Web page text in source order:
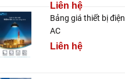
Liên hệ
Bảng giá thiết bị điện
AC
Liên hệ